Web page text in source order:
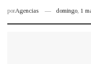
porAgencias domingo, 1